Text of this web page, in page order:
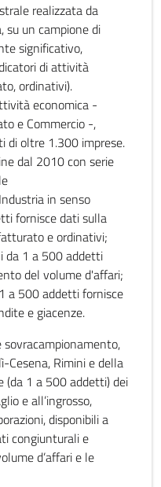
realizzata da
su un campione di
significativo,
di attività
ordinativi).
economica -
e Commercio -,
di oltre 1.300 imprese.
dal 2010 con serie
in senso
fornisce dati sulla
e ordinativi;
da 1 a 500 addetti
del volume d'affari;
a 500 addetti fornisce
e giacenze.
Cesena, Rimini e della
(da 1 a 500 addetti) dei
e all’ingrosso,
disponibili a
congiunturali e
d’affari e le